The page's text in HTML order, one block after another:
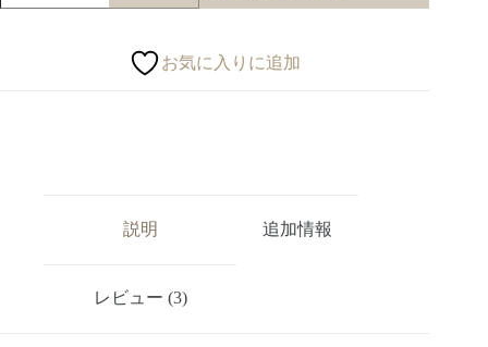
お気に入りに追加
説明 追加情報
レビュー (3)